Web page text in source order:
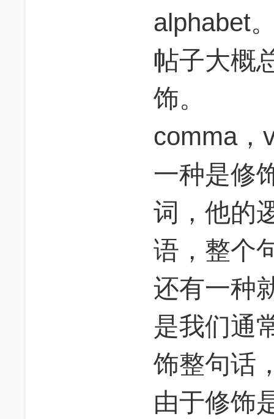
alphabet
帖子大概
饰。
comma，
一种是修
词，他的
语，整个
还有一种
是我们通
饰整句话
由于修饰